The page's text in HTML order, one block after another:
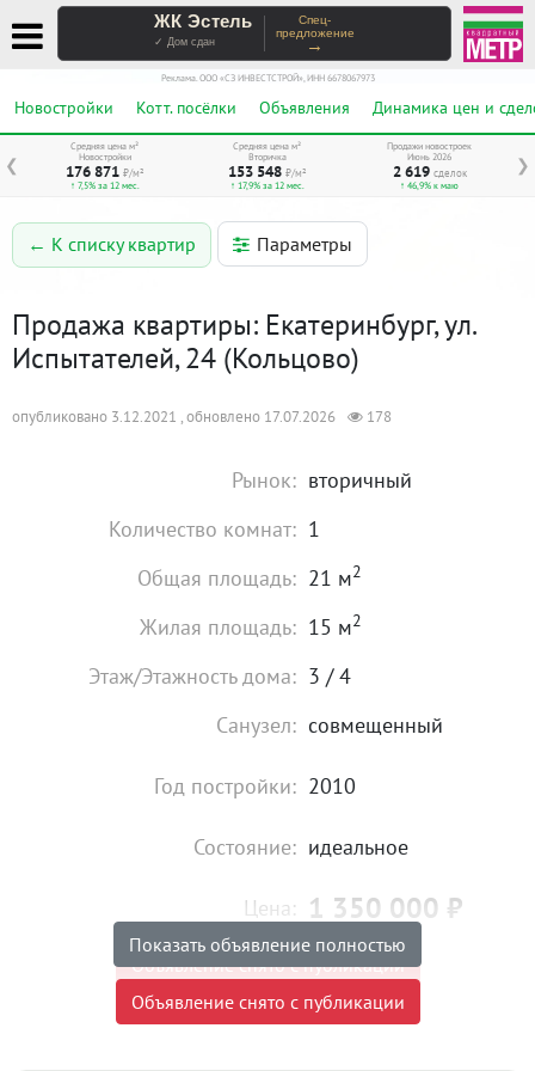
ЖК Эстель
✓ Дом сдан
Спец-
предложение
→
Реклама. ООО «СЗ ИНВЕСТСТРОЙ», ИНН 6678067973
Новостройки Котт. посёлки Объявления Динамика цен и
❮ ❯
Средняя цена м²
Новостройки
176 871 ₽/м²
↑ 7,5% за 12 мес.
Средняя цена м²
Вторичка
153 548 ₽/м²
↑ 17,9% за 12 мес.
Продажи новостроек
Июнь 2026
2 619 сделок
↑ 46,9% к маю
← К списку квартир Параметры
Продажа квартиры: Екатеринбург, ул.
Испытателей, 24 (Кольцово)
опубликовано 3.12.2021 , обновлено 17.07.2026 178
Рынок: вторичный
Количество комнат: 1
Общая площадь: 21 м2
Жилая площадь: 15 м2
Этаж/Этажность дома: 3 / 4
Санузел: совмещенный
Год постройки: 2010
Состояние: идеальное
Цена: 1 350 000 ₽
Объявление снято с публикации
Ипотека: Не подходит
Показать объявление полностью
Объявление снято с публикации